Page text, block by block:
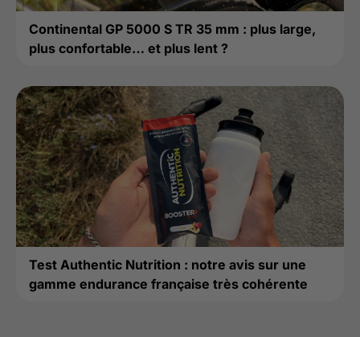
Continental GP 5000 S TR 35 mm : plus large,
plus confortable… et plus lent ?
Test Authentic Nutrition : notre avis sur une
gamme endurance française très cohérente